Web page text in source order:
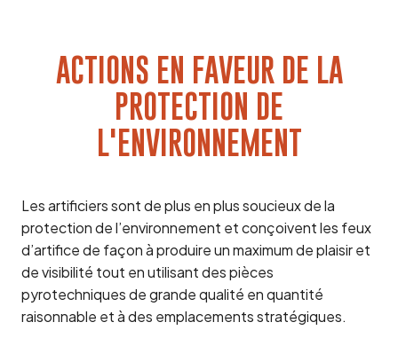
ACTIONS EN FAVEUR DE LA
PROTECTION DE
L'ENVIRONNEMENT
Les artificiers sont de plus en plus soucieux de la
protection de l’environnement et conçoivent les feux
d’artifice de façon à produire un maximum de plaisir et
de visibilité tout en utilisant des pièces
pyrotechniques de grande qualité en quantité
raisonnable et à des emplacements stratégiques.